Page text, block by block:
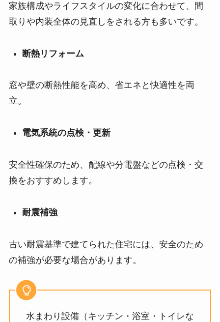
家族構成やライフスタイルの変化に合わせて、間
取りや内装全体の見直しをされる方も多いです。
断熱リフォーム
窓や壁の断熱性能を高め、省エネと快適性を両
立。
電気系統の点検・更新
安全性確保のため、配線や分電盤などの点検・交
換をおすすめします。
耐震補強
古い耐震基準で建てられた住宅には、安全のため
の補強が必要な場合があります。
水まわり設備（キッチン・浴室・トイレな